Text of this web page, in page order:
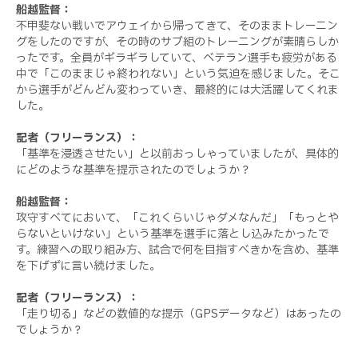
船越監督：
不甲斐ない戦いでアウェイから帰ってきて、そのままトレーニン
グをしたのですが、その時のサブ組のトレーニングが素晴らしか
ったです。全員がギラギラしていて、ベテラン選手も疲労がある
中で「このままじゃ終われない」という気迫を感じました。そこ
から選手がどんどん変わっていき、最終的には大活躍してくれま
した。
記者（フリーランス）：
「基準を浸透させたい」と以前おっしゃっていましたが、具体的
にどのような基準を提示されたのでしょうか？
船越監督：
攻守すべてにおいて、「これくらいじゃダメなんだ」「もっとや
らないといけない」という基準を選手に落とし込みたかったで
す。練習への取り組み方、試合で何を目指すべきかを含め、基準
を下げずに言い続けました。
記者（フリーランス）：
「走り切る」などの数値的な提示（GPSデータなど）はあったの
でしょうか？